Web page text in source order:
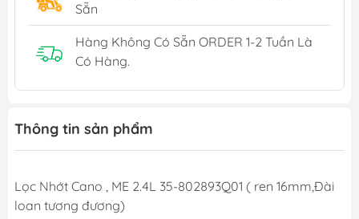
Sẵn
Hàng Không Có Sẵn ORDER 1-2 Tuần Là
Có Hàng.
Thông tin sản phẩm
Lọc Nhớt Cano , ME 2.4L 35-802893Q01 ( ren 16mm,Đài
loan tương đương)